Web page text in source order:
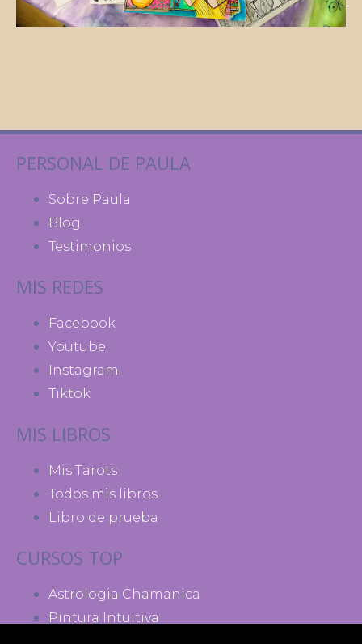
PERSONAL DE PAULA
Sobre Paula
Blog
Testimonios
MIS REDES
Facebook
Youtube
Instagram
Tiktok
MIS LIBROS
Mis Tarots
Todos mis libros
Libro de prueba
CURSOS TOP
Astrologia Chamanica
Pintura Intuitiva